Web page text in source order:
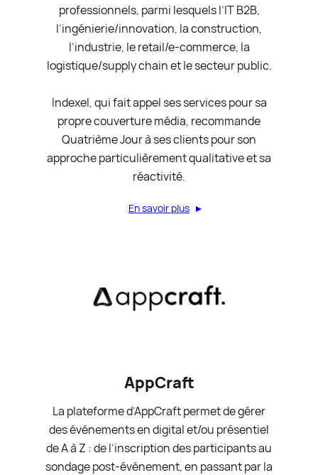
professionnels, parmi lesquels l’IT B2B,
l’ingénierie/innovation, la construction,
l’industrie, le retail/e-commerce, la
logistique/supply chain et le secteur public.
Indexel, qui fait appel ses services pour sa
propre couverture média, recommande
Quatrième Jour à ses clients pour son
approche particulièrement qualitative et sa
réactivité.
En savoir plus
AppCraft
La plateforme d’AppCraft permet de gérer
des événements en digital et/ou présentiel
de A à Z : de l’inscription des participants au
sondage post-événement, en passant par la